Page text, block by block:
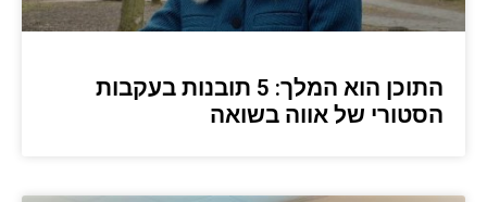
התוכן הוא המלך: 5 תובנות בעקבות
הסטורי של אווה בשואה